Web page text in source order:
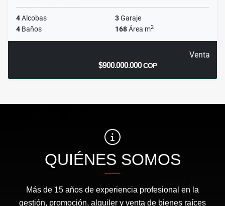
4Alcobas 3Garaje
4 Baños 168Área m2
Venta
$900.000.000COP
QUIÉNES SOMOS
Más de 15 años de experiencia profesional en la
gestión, promoción, alquiler y venta de bienes raíces